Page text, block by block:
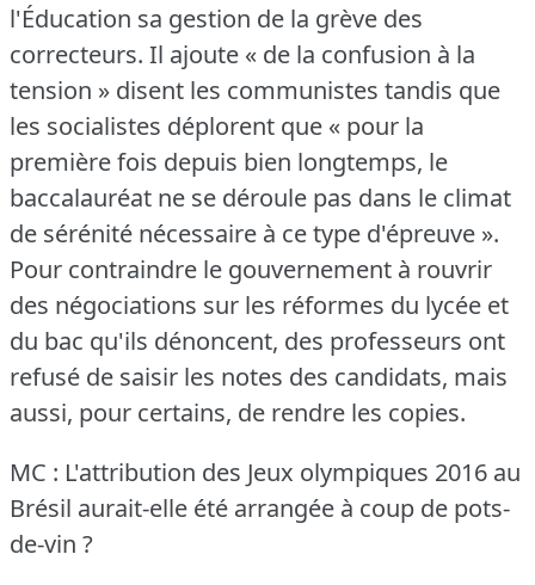
l'Éducation sa gestion de la grève des
correcteurs. Il ajoute « de la confusion à la
tension » disent les communistes tandis que
les socialistes déplorent que « pour la
première fois depuis bien longtemps, le
baccalauréat ne se déroule pas dans le climat
de sérénité nécessaire à ce type d'épreuve ».
Pour contraindre le gouvernement à rouvrir
des négociations sur les réformes du lycée et
du bac qu'ils dénoncent, des professeurs ont
refusé de saisir les notes des candidats, mais
aussi, pour certains, de rendre les copies.
MC : L'attribution des Jeux olympiques 2016 au
Brésil aurait-elle été arrangée à coup de pots-
de-vin ?